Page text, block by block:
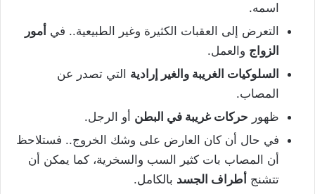
اسمه.
التعرض إلى العقبات الكثيرة وغير الطبيعية.. في أمور
الزواج والعمل.
السلوكيات الغريبة والغير إرادية التي تصدر عن
المصاب.
ظهور حركات غريبة في البطن أو الرجل.
في حال أن كان العارض على وشك الخروج.. فستلاحظ
أن المصاب بات كثير السب والسخرية، كما يمكن أن
تتشنج أطراف الجسد بالكامل.